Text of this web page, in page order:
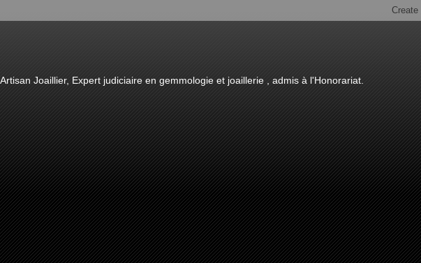
Joaillier, Expert judiciaire en gemmologie et joaillerie , admis à l'Honorariat.